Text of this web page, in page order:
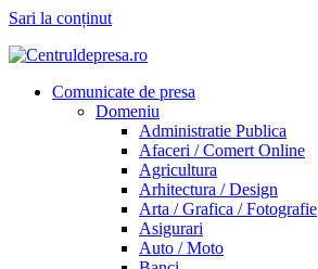
Sari la conținut
Comunicate de presa
Domeniu
Administratie Publica
Afaceri / Comert Online
Agricultura
Arhitectura / Design
Arta / Grafica / Fotografie
Asigurari
Auto / Moto